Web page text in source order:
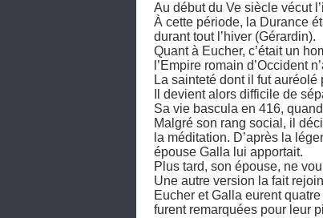
Au début du Ve siècle vécut
À cette période, la Durance
durant tout l’hiver (Gérardin).
Quant à Eucher, c’était un
l’Empire romain d’Occident
La sainteté dont il fut
Il devient alors difficile de
Sa vie bascula en 416,
Malgré son rang social, il
la méditation. D’après la
épouse Galla lui apportait.
Plus tard, son épouse, ne
Une autre version la fait
Eucher et Galla eurent
furent remarquées pour leur